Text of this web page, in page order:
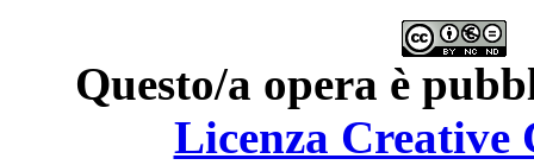
Questo/a opera è
Licenza Creative